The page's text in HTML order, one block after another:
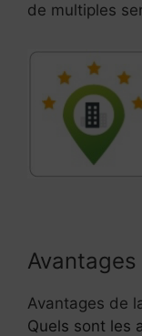
de multiples
Avantages
Avantages de
Quels sont les